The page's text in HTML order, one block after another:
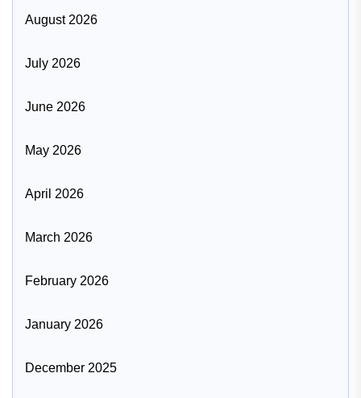
August 2026
July 2026
June 2026
May 2026
April 2026
March 2026
February 2026
January 2026
December 2025